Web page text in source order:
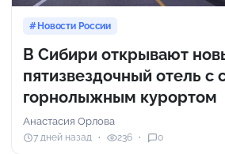
Новости России
В Сибири открывают
пятизвездочный отель с
горнолыжным курортом
Анастасия Орлова
7 дней назад 236 0